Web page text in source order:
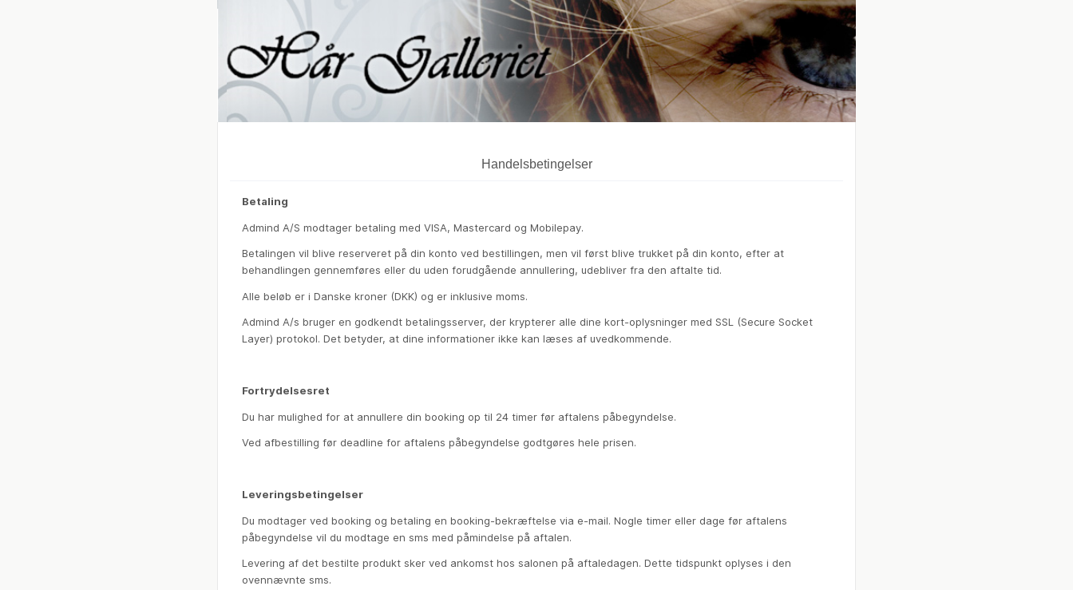
Handelsbetingelser
Betaling
Admind A/S modtager betaling med VISA, Mastercard og Mobilepay.
Betalingen vil blive reserveret på din konto ved bestillingen, men vil først blive trukket på din konto, efter at
behandlingen gennemføres eller du uden forudgående annullering, udebliver fra den aftalte tid.
Alle beløb er i Danske kroner (DKK) og er inklusive moms.
Admind A/s bruger en godkendt betalingsserver, der krypterer alle dine kort-oplysninger med SSL (Secure Socket
Layer) protokol. Det betyder, at dine informationer ikke kan læses af uvedkommende.
Fortrydelsesret
Du har mulighed for at annullere din booking op til 24 timer før aftalens påbegyndelse.
Ved afbestilling før deadline for aftalens påbegyndelse godtgøres hele prisen.
Leveringsbetingelser
Du modtager ved booking og betaling en booking-bekræftelse via e-mail. Nogle timer eller dage før aftalens
påbegyndelse vil du modtage en sms med påmindelse på aftalen.
Levering af det bestilte produkt sker ved ankomst hos salonen på aftaledagen. Dette tidspunkt oplyses i den
ovennævnte sms.